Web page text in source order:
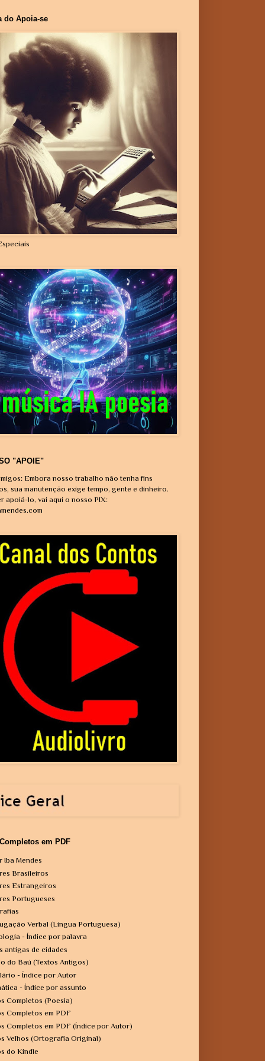
do Apoia-se
"APOIE"
Embora nosso trabalho não tenha fins
sua manutenção exige tempo, gente e dinheiro.
apoiá-lo, vai aqui o nosso PIX:
em PDF
Iba Mendes
Brasileiros
Estrangeiros
Portugueses
Verbal (Língua Portuguesa)
- Índice por palavra
antigas de cidades
do Baú (Textos Antigos)
- Índice por Autor
- Índice por assunto
Completos (Poesia)
Completos em PDF
Completos em PDF (Índice por Autor)
Velhos (Ortografia Original)
do Kindle